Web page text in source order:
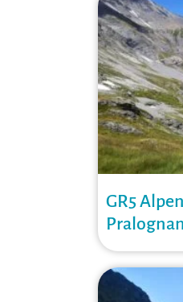
GR5
Pralognan